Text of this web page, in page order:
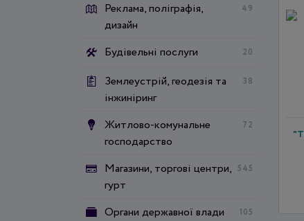
Реклама, поліграфія,
дизайн
49
Будівельні послуги 20
Землеустрій, геодезія та
інжиніринг
38
Житлово-комунальне
господарство
72
Магазини, торгові центри,
гурт
545
Органи державної влади 105